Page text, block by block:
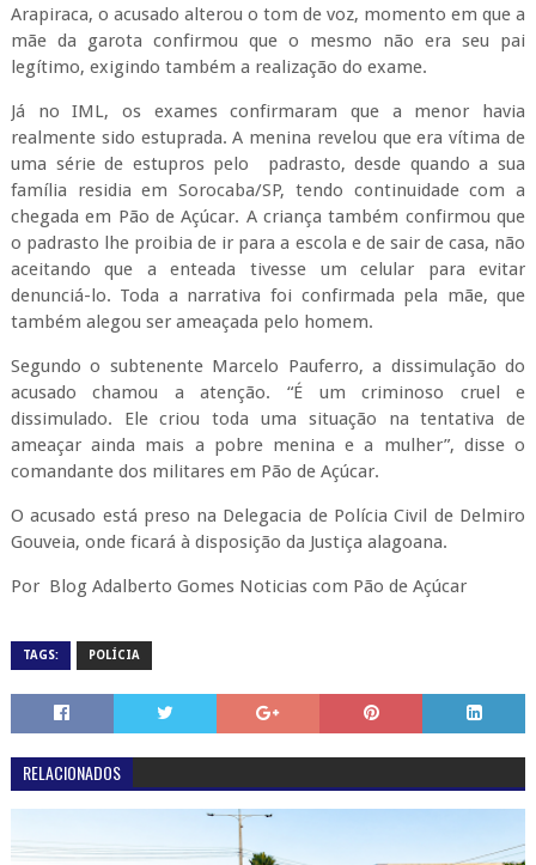
Arapiraca, o acusado alterou o tom de voz, momento em que a
mãe da garota confirmou que o mesmo não era seu pai
legítimo, exigindo também a realização do exame.
Já no IML, os exames confirmaram que a menor havia
realmente sido estuprada. A menina revelou que era vítima de
uma série de estupros pelo padrasto, desde quando a sua
família residia em Sorocaba/SP, tendo continuidade com a
chegada em Pão de Açúcar. A criança também confirmou que
o padrasto lhe proibia de ir para a escola e de sair de casa, não
aceitando que a enteada tivesse um celular para evitar
denunciá-lo. Toda a narrativa foi confirmada pela mãe, que
também alegou ser ameaçada pelo homem.
Segundo o subtenente Marcelo Pauferro, a dissimulação do
acusado chamou a atenção. “É um criminoso cruel e
dissimulado. Ele criou toda uma situação na tentativa de
ameaçar ainda mais a pobre menina e a mulher”, disse o
comandante dos militares em Pão de Açúcar.
O acusado está preso na Delegacia de Polícia Civil de Delmiro
Gouveia, onde ficará à disposição da Justiça alagoana.
Por Blog Adalberto Gomes Noticias com Pão de Açúcar
TAGS: POLÍCIA
RELACIONADOS